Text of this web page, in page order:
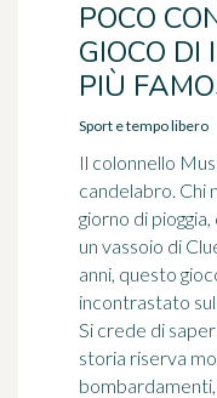
POCO
GIOCO DI
PIÙ
Sport e tempo libero
Il colonnello
candelabro. Chi
giorno di
un vassoio di
anni, questo
incontrastato
Si crede di
storia riserva